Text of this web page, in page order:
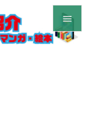

